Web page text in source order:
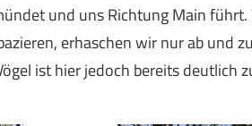
und uns Richtung Main
erhaschen wir nur ab und
ist hier jedoch bereits deutlich